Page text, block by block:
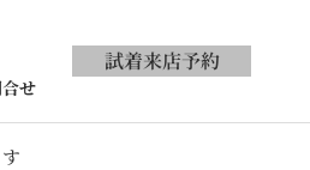
せ
試着来店予約